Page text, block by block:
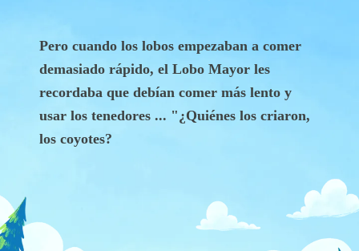
Pero cuando los lobos empezaban a comer
demasiado rápido, el Lobo Mayor les
recordaba que debían comer más lento y
usar los tenedores ... "¿Quiénes los criaron,
los coyotes?